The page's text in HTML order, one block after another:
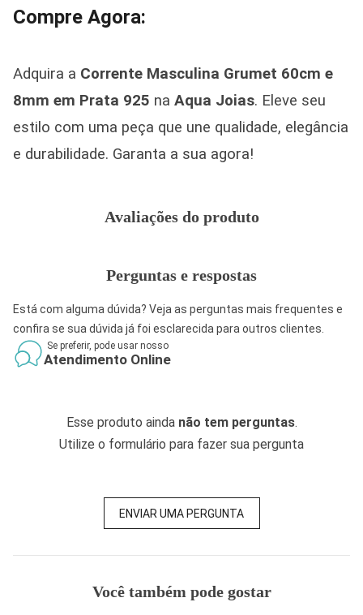
Compre Agora:
Adquira a Corrente Masculina Grumet 60cm e
8mm em Prata 925 na Aqua Joias. Eleve seu
estilo com uma peça que une qualidade, elegância
e durabilidade. Garanta a sua agora!
Avaliações do produto
Perguntas e respostas
Está com alguma dúvida? Veja as perguntas mais frequentes e
confira se sua dúvida já foi esclarecida para outros clientes.
Se preferir, pode usar nosso
Atendimento Online
Esse produto ainda não tem perguntas.
Utilize o formulário para fazer sua pergunta
ENVIAR UMA PERGUNTA
Você também pode gostar